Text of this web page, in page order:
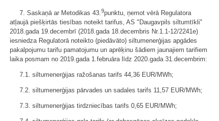
7. Saskaņā ar Metodikas 43.9punktu, ņemot vērā Regulatora
atļaujā piešķirtās tiesības noteikt tarifus, AS "Daugavpils siltumtīkli"
2018.gada 19.decembrī (2018.gada 18.decembris Nr.1.1-12/2241e)
iesniedza Regulatorā noteikto (piedāvāto) siltumenerģijas apgādes
pakalpojumu tarifu pamatojumu un aprēķinu šādiem jaunajiem tarifiem
laika posmam no 2019.gada 1.februāra līdz 2020.gada 31.decembrim:
7.1. siltumenerģijas ražošanas tarifs 44,36 EUR/MWh;
7.2. siltumenerģijas pārvades un sadales tarifs 11,57 EUR/MWh;
7.3. siltumenerģijas tirdzniecības tarifs 0,65 EUR/MWh;